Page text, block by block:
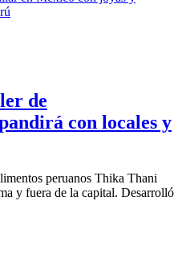
de
con locales y
peruanos Thika Thani
y fuera de la capital. Desarrolló